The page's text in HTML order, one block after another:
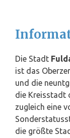
Die Stadt
ist das
und die
die Kreisstadt
zugleich eine
die größte